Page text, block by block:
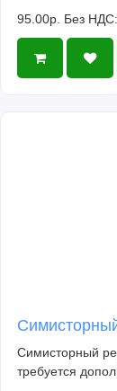
95.00р. Без
Симисторный
требуется